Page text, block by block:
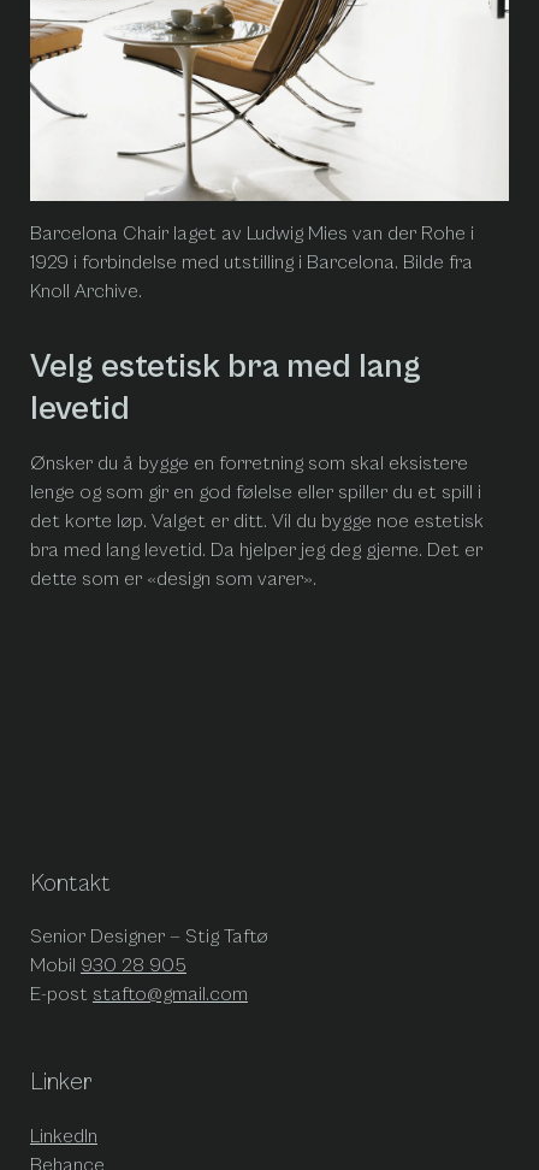
Barcelona Chair laget av Ludwig Mies van der Rohe i
1929 i forbindelse med utstilling i Barcelona. Bilde fra
Knoll Archive.
Velg estetisk bra med lang
levetid
Ønsker du å bygge en forretning som skal eksistere
lenge og som gir en god følelse eller spiller du et spill i
det korte løp. Valget er ditt. Vil du bygge noe estetisk
bra med lang levetid. Da hjelper jeg deg gjerne. Det er
dette som er «design som varer».
Kontakt
Senior Designer — Stig Taftø
Mobil 930 28 905
E-post stafto@gmail.com
Linker
LinkedIn
Behance